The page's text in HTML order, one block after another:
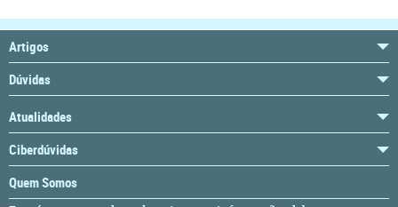
Artigos
Dúvidas
Atualidades
Ciberdúvidas
Quem Somos